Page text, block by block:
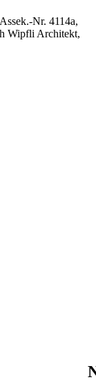
Nr. 4114a,
Wipfli Architekt,